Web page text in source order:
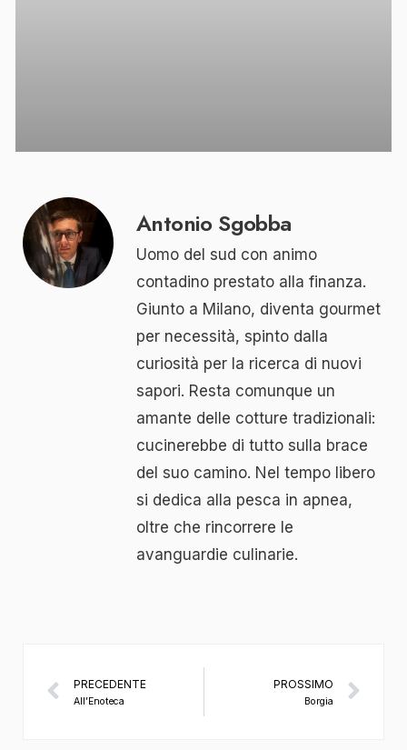
Antonio Sgobba
Uomo del sud con animo
contadino prestato alla finanza.
Giunto a Milano, diventa gourmet
per necessità, spinto dalla
curiosità per la ricerca di nuovi
sapori. Resta comunque un
amante delle cotture tradizionali:
cucinerebbe di tutto sulla brace
del suo camino. Nel tempo libero
si dedica alla pesca in apnea,
oltre che rincorrere le
avanguardie culinarie.
PRECEDENTE
All’Enoteca
PROSSIMO
Borgia